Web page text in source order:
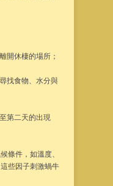
開休棲的場所；
找食物、水分與
第二天的出現
條件，如溫度、
些因子刺激蝸牛